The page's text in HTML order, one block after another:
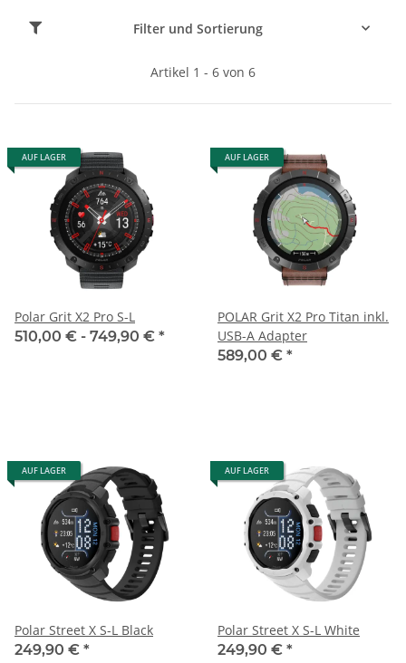
Filter und Sortierung
Artikel 1 - 6 von 6
AUF LAGER
Polar Grit X2 Pro S-L
510,00 € - 749,90 € *
AUF LAGER
POLAR Grit X2 Pro Titan inkl.
USB-A Adapter
589,00 € *
AUF LAGER
Polar Street X S-L Black
249,90 € *
AUF LAGER
Polar Street X S-L White
249,90 € *